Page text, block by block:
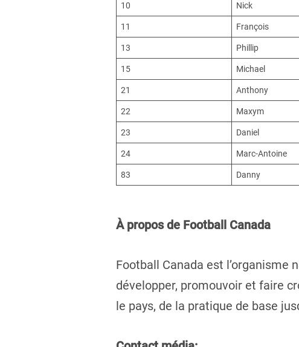
10 Nick
11 François
13 Phillip
15 Michael
21 Anthony
22 Maxym
23 Daniel
24 Marc-Antoine
83 Danny
À propos de Football Canada
Football Canada est l’organisme
développer, promouvoir et faire
le pays, de la pratique de base